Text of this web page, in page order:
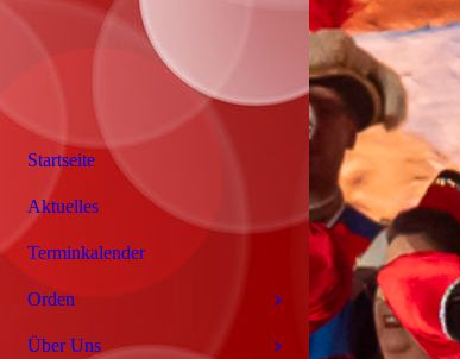
Startseite
Aktuelles
Terminkalender
Orden
Über Uns